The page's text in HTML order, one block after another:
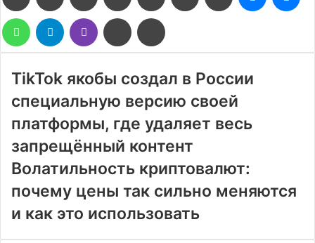
WhatsAppTelegram Viber
Поделиться
через
электронную
TikTok якобы создал в России
специальную версию своей
платформы, где удаляет весь
запрещённый контент
Волатильность криптовалют:
почему цены так сильно меняются
и как это использовать